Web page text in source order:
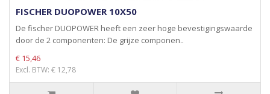
FISCHER DUOPOWER 10X50
De fischer DUOPOWER heeft een zeer hoge bevestigingswaarde
door de 2 componenten: De grijze componen..
€ 15,46
Excl. BTW: € 12,78